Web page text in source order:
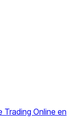
Trading Online en